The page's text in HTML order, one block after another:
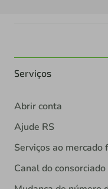
Serviços
Abrir conta
Ajude RS
Serviços ao mercado
Canal do consorciado